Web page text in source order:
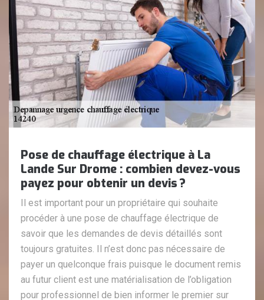
Pose de chauffage électrique à La
Lande Sur Drome : combien devez-vous
payez pour obtenir un devis ?
Il est important pour un propriétaire qui souhaite
procéder à une pose de chauffage électrique de
savoir que les demandes de devis détaillés sont
toujours gratuites. Il n’est donc pas nécessaire de
payer un quelconque frais puisque le document remis
au futur client est une matérialisation de l’obligation
pour professionnel de bien informer le premier sur